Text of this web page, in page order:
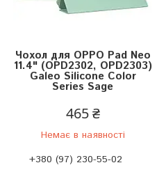
Чохол для OPPO Pad Neo
11.4" (OPD2302, OPD2303)
Galeo Silicone Color
Series Sage
465 ₴
Немає в наявності
+380 (97) 230-55-02